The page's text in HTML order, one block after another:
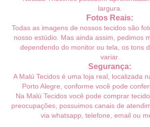
largura.
Fotos Reais:
Todas as imagens de nossos tecidos são
nosso estúdio. Mas ainda assim, pedimos
dependendo do monitor ou tela, os tons
variar.
Segurança:
A Malú Tecidos é uma loja real, localizada
Porto Alegre, conforme você pode
Na Malú Tecidos você pode comprar
preocupações, possuimos canais de
via whatsapp, telefone, email ou